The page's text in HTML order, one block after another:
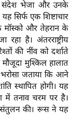
संदेश भेजा और उनके
सिर्फ एक शिष्टाचार
और तेहरान के
है। अंतरराष्ट्रीय
की नींव को दर्शाते
मुश्किल हालात
जताया कि आने
स्थापित होगी। यह
में तनाव चरम पर है।
संतुलन की। रूस ने यह